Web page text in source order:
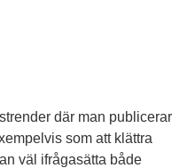
där man publicerar
som att klättra
väl ifrågasätta både